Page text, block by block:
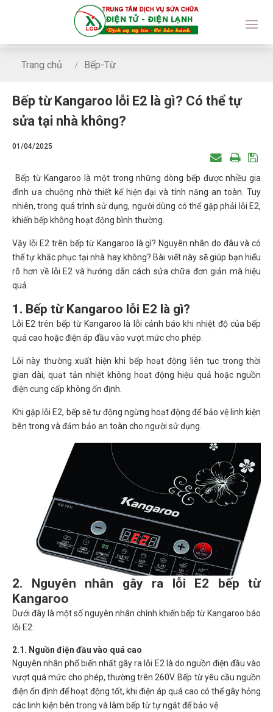
Trang chủ
Bếp-Từ
Bếp từ Kangaroo lỗi E2 là gì? Có thể tự
sửa tại nhà không?
01/04/2025
Bếp từ Kangaroo là một trong những dòng bếp được nhiều gia
đình ưa chuộng nhờ thiết kế hiện đại và tính năng an toàn. Tuy
nhiên, trong quá trình sử dụng, người dùng có thể gặp phải lỗi E2,
khiến bếp không hoạt động bình thường.
Vậy lỗi E2 trên bếp từ Kangaroo là gì? Nguyên nhân do đâu và có
thể tự khắc phục tại nhà hay không? Bài viết này sẽ giúp bạn hiểu
rõ hơn về lỗi E2 và hướng dẫn cách sửa chữa đơn giản mà hiệu
quả.
1. Bếp từ Kangaroo lỗi E2 là gì?
Lỗi E2 trên bếp từ Kangaroo là lỗi cảnh báo khi nhiệt độ của bếp
quá cao hoặc điện áp đầu vào vượt mức cho phép.
Lỗi này thường xuất hiện khi bếp hoạt động liên tục trong thời
gian dài, quạt tản nhiệt không hoạt động hiệu quả hoặc nguồn
điện cung cấp không ổn định.
Khi gặp lỗi E2, bếp sẽ tự động ngừng hoạt động để bảo vệ linh kiện
bên trong và đảm bảo an toàn cho người sử dụng.
2. Nguyên nhân gây ra lỗi E2 bếp từ
Kangaroo
Dưới đây là một số nguyên nhân chính khiến bếp từ Kangaroo báo
lỗi E2:
2.1. Nguồn điện đầu vào quá cao
Nguyên nhân phổ biến nhất gây ra lỗi E2 là do nguồn điện đầu vào
vượt quá mức cho phép, thường trên 260V. Bếp từ yêu cầu nguồn
điện ổn định để hoạt động tốt, khi điện áp quá cao có thể gây hỏng
các linh kiện bên trong và làm bếp từ tự ngắt để bảo vệ.